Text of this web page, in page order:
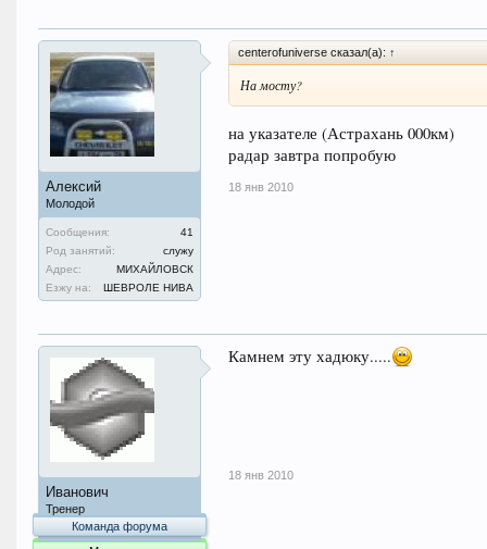
Алексий
Молодой
Сообщения:
41
Род занятий:
служу
Адрес:
МИХАЙЛОВСК
Езжу на:
ШЕВРОЛЕ НИВА
centerofuniverse сказал(а): ↑
На мосту?
на указателе (Астрахань 000км)
радар завтра попробую
18 янв 2010
Иванович
Тренер
Команда форума
Камнем эту хадюку.....
18 янв 2010